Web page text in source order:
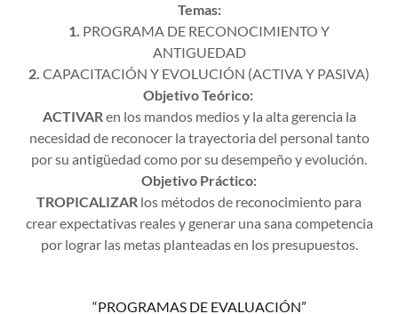
Temas:
1. PROGRAMA DE RECONOCIMIENTO Y
ANTIGUEDAD
2. CAPACITACIÓN Y EVOLUCIÓN (ACTIVA Y PASIVA)
Objetivo Teórico:
ACTIVARen los mandos medios y la alta gerencia la
necesidad de reconocer la trayectoria del personal tanto
por su antigüedad como por su desempeño y evolución.
Objetivo Práctico:
TROPICALIZAR los métodos de reconocimiento para
crear expectativas reales y generar una sana competencia
por lograr las metas planteadas en los presupuestos.
“PROGRAMAS DE EVALUACIÓN”